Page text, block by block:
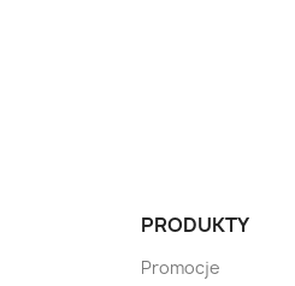
PRODUKTY
Promocje